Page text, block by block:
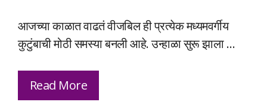
आजच्या काळात वाढतं वीजबिल ही प्रत्येक मध्यमवर्गीय
कुटुंबाची मोठी समस्या बनली आहे. उन्हाळा सुरू झाला …
Read More